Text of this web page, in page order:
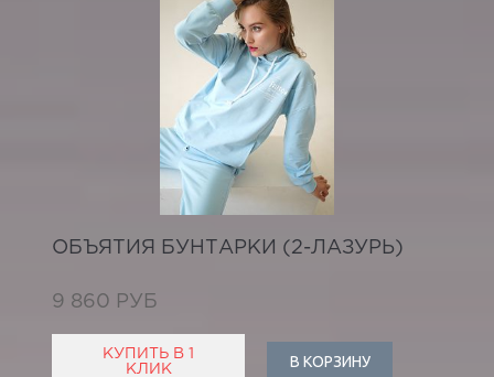
ОБЪЯТИЯ БУНТАРКИ (2-ЛАЗУРЬ)
9 860 РУБ
КУПИТЬ В 1
КЛИК
В КОРЗИНУ